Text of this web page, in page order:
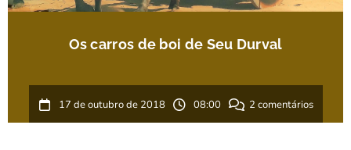
Os carros de boi de Seu Durval
17 de outubro de 2018 08:00 2 comentários